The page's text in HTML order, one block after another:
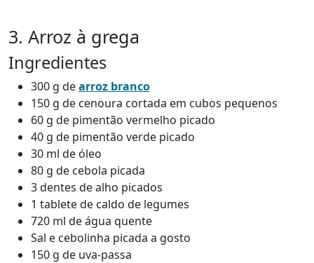
3. Arroz à grega
Ingredientes
300 g dearroz branco
150 g de cenoura cortada em cubos pequenos
60 g de pimentão vermelho picado
40 g de pimentão verde picado
30 ml de óleo
80 g de cebola picada
3 dentes de alho picados
1 tablete de caldo de legumes
720 ml de água quente
Sal e cebolinha picada a gosto
150 g de uva-passa